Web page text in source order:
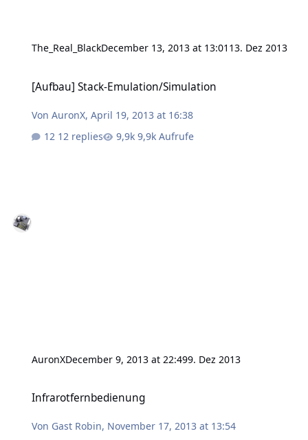
The_Real_BlackDecember 13, 2013 at 13:01 13. Dez 2013
[Aufbau] Stack-Emulation/Simulation
VonAuronX,April 19, 2013 at 16:38
12 replies
9,9k Aufrufe
AuronXDecember 9, 2013 at 22:499. Dez 2013
Infrarotfernbedienung
Von Gast Robin, November 17, 2013 at 13:54